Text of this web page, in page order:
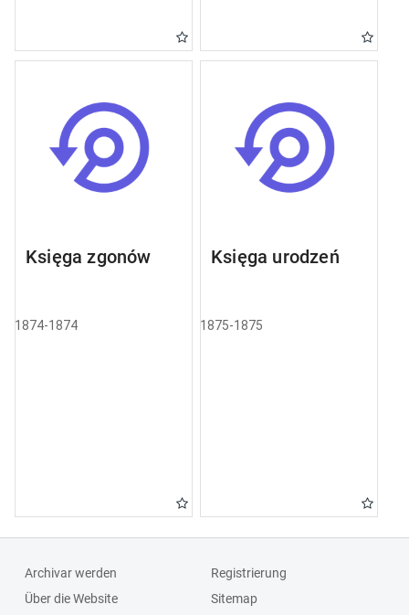
Księga zgonów
1874-1874
Księga urodzeń
1875-1875
Archivar werden
Über die Website
Registrierung
Sitemap